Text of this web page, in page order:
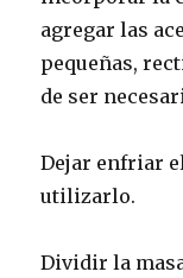
agregar las
pequeñas,
de ser
Dejar enfriar
utilizarlo.
Dividir la